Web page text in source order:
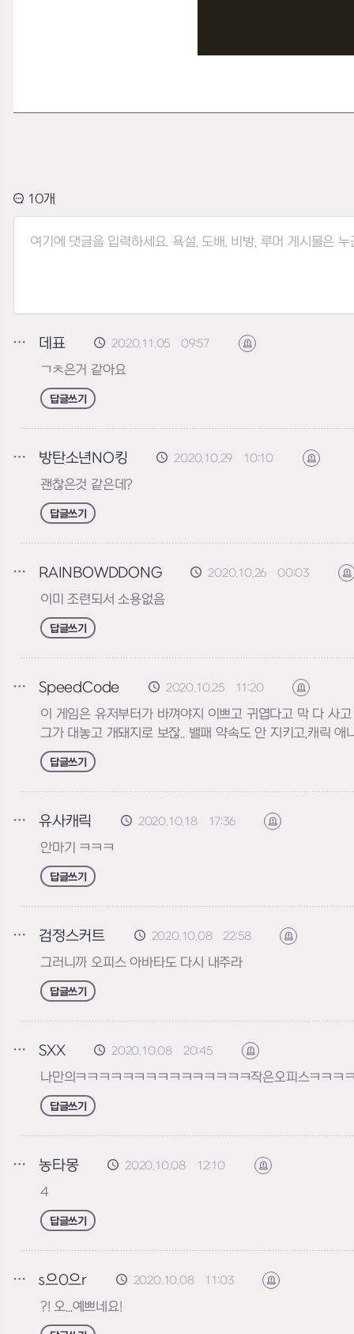
10
데표 2020.11.05 09:57 신고하기
ㄱㅊ은거 같아요
답글쓰기
방탄소년NO킹 2020.10.29 10:10 신고하기
괜찮은것 같은데?
답글쓰기
RAINBOWDDONG 2020.10.26 00:03
이미 조련되서 소용없음
답글쓰기
SpeedCode 2020.10.25 11:20 신고하기
이 게임은 유저부터가 바껴야지 이쁘고 귀엽다고 막 다 사
그가 대놓고 개돼지로 보잖.. 밸패 약속도 안 지키고,캐릭
답글쓰기
유사캐릭 2020.10.18 17:36 신고하기
안마기 ㅋㅋㅋ
답글쓰기
검정스커트 2020.10.08 22:58 신고하기
그러니까 오피스 아바타도 다시 내주라
답글쓰기
SXX 2020.10.08 20:45 신고하기
나만의ㅋㅋㅋㅋㅋㅋㅋㅋㅋㅋㅋㅋㅋㅋㅋ작은오피스ㅋㅋㅋ
답글쓰기
농타몽 2020.10.08 12:10 신고하기
4
답글쓰기
s으0으r 2020.10.08 11:03 신고하기
?! 오...예쁘네요!